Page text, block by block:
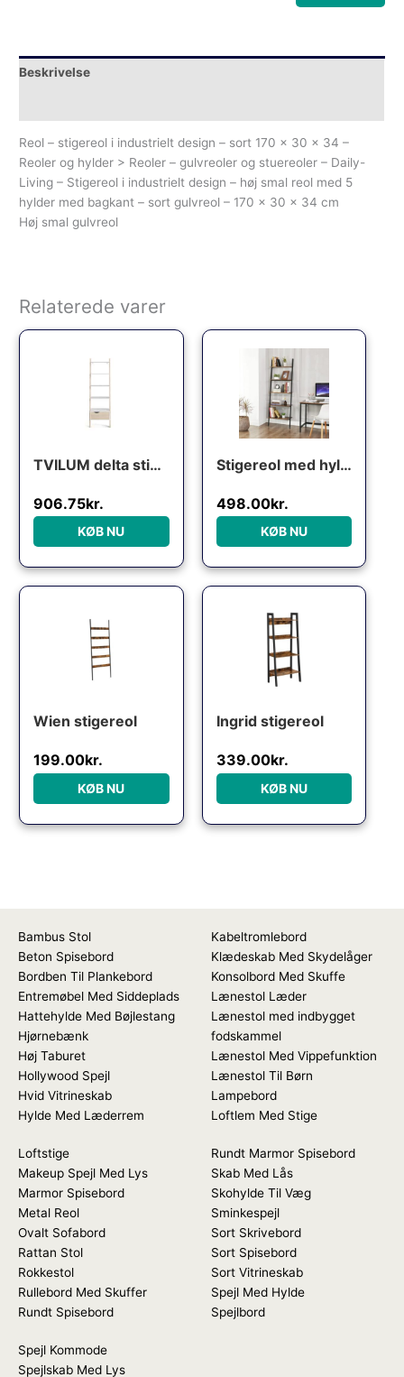
Beskrivelse
Reol – stigereol i industrielt design – sort 170 x 30 x 34 –
Reoler og hylder > Reoler – gulvreoler og stuereoler – Daily-
Living – Stigereol i industrielt design – høj smal reol med 5
hylder med bagkant – sort gulvreol – 170 x 30 x 34 cm
Høj smal gulvreol
Relaterede varer
TVILUM delta stigereol – hvidt/eg træ, 4 hylder og 1 skuffe, asymmetrisk
Den oprindelige pris var: 1,209.00kr..
906.75kr.
Den aktuelle pris er: 906.75kr..
KØB NU
Stigereol med hylder – bogreol – rustik brun 186 x 64 x 34 – Reoler og hylder > Reoler – gulvreoler og stuereoler – Daily-Living
498.00kr.
KØB NU
Wien stigereol
199.00kr.
KØB NU
Ingrid stigereol
339.00kr.
KØB NU
Bambus Stol
Beton Spisebord
Bordben Til Plankebord
Entremøbel Med Siddeplads
Hattehylde Med Bøjlestang
Hjørnebænk
Høj Taburet
Hollywood Spejl
Hvid Vitrineskab
Hylde Med Læderrem
Kabeltromlebord
Klædeskab Med Skydelåger
Konsolbord Med Skuffe
Lænestol Læder
Lænestol med indbygget
fodskammel
Lænestol Med Vippefunktion
Lænestol Til Børn
Lampebord
Loftlem Med Stige
Loftstige
Makeup Spejl Med Lys
Marmor Spisebord
Metal Reol
Ovalt Sofabord
Rattan Stol
Rokkestol
Rullebord Med Skuffer
Rundt Spisebord
Rundt Marmor Spisebord
Skab Med Lås
Skohylde Til Væg
Sminkespejl
Sort Skrivebord
Sort Spisebord
Sort Vitrineskab
Spejl Med Hylde
Spejlbord
Spejl Kommode
Spejlskab Med Lys